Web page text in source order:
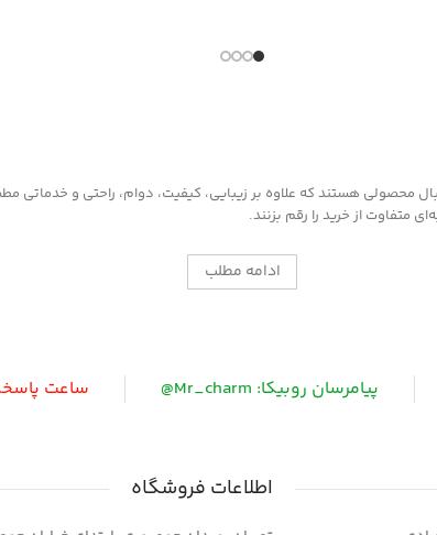
هستند که علاوه بر زیبایی، کیفیت، دوام، راحتی و خدماتی
متفاوت از خرید را رقم بزنند.
ادامه مطلب
پیامرسان روبیکا: Mr_charm@ ساعت
اطلاعات فروشگاه